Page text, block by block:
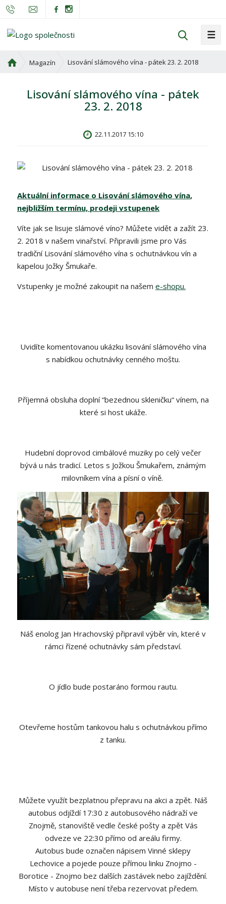
h
d
☰
v
a
n
Magazín Lisování slámového vína - pátek 23. 2. 2018
Lisování slámového vína - pátek
23. 2. 2018
22.11.2017 15:10
Aktuální informace o Lisování slámového vína,
nejbližším termínu, prodeji vstupenek
Víte jak se lisuje slámové víno? Můžete vidět a zažít 23.
2. 2018 v našem vinařství. Připravili jsme pro Vás
tradiční Lisování slámového vína s ochutnávkou vín a
kapelou Jožky Šmukaře.
Vstupenky je možné zakoupit na našeme-shopu.
Uvidíte komentovanou ukázku lisování slámového vína
s nabídkou ochutnávky cenného moštu.
Příjemná obsluha doplní “bezednou skleničku“ vínem, na
které si host ukáže.
Hudební doprovod cimbálové muziky po celý večer
bývá u nás tradicí. Letos s Jožkou Šmukařem, známým
milovníkem vína a písní o víně.
Náš enolog Jan Hrachovský připravil výběr vín, které v
rámci řízené ochutnávky sám představí.
O jídlo bude postaráno formou rautu.
Otevřeme hostům tankovou halu s ochutnávkou přímo
z tanku.
Můžete využít bezplatnou přepravu na akci a zpět. Náš
autobus odjíždí 17:30 z autobusového nádraží ve
Znojmě, stanoviště vedle české pošty a zpět Vás
odveze ve 22:30 přímo od areálu firmy.
Autobus bude označen nápisem Vinné sklepy
Lechovice a pojede pouze přímou linku Znojmo -
Borotice - Znojmo bez dalších zastávek nebo zajíždění.
Místo v autobuse není třeba rezervovat předem.